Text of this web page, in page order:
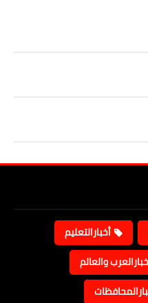
أخبارالتعليم
والعالم